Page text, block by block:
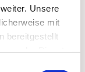
Unsere
mit
bereitgestellt